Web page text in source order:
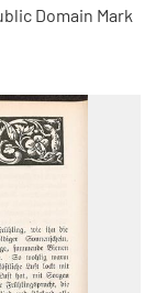
Domain Mark